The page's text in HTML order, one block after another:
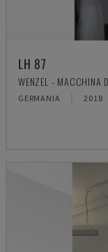
LH 87
WENZEL - MACCHINA
GERMANIA 2018